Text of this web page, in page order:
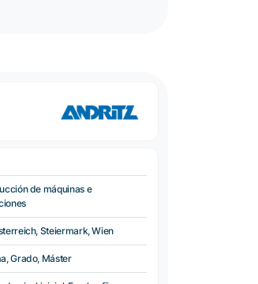
de máquinas e
Steiermark, Wien
Grado, Máster